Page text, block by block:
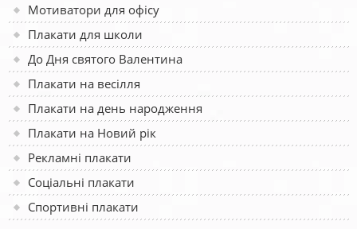
Мотиватори для офісу
Плакати для школи
До Дня святого Валентина
Плакати на весілля
Плакати на день народження
Плакати на Новий рік
Рекламні плакати
Соціальні плакати
Спортивні плакати